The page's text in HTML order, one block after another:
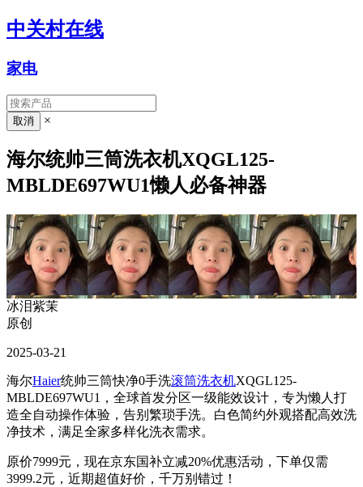
中关村在线
家电
×
海尔统帅三筒洗衣机XQGL125-
MBLDE697WU1懒人必备神器
冰泪紫茉
原创
2025-03-21
海尔Haier统帅三筒快净0手洗滚筒洗衣机XQGL125-
MBLDE697WU1，全球首发分区一级能效设计，专为懒人打
造全自动操作体验，告别繁琐手洗。白色简约外观搭配高效洗
净技术，满足全家多样化洗衣需求。
原价7999元，现在京东国补立减20%优惠活动，下单仅需
3999.2元，近期超值好价，千万别错过！